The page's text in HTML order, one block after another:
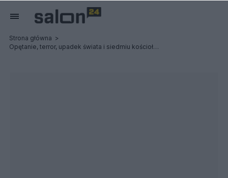
Strona główna
Opętanie, terror, upadek świata i siedmiu kościołów: Possessed / Terrorizer - Relacja